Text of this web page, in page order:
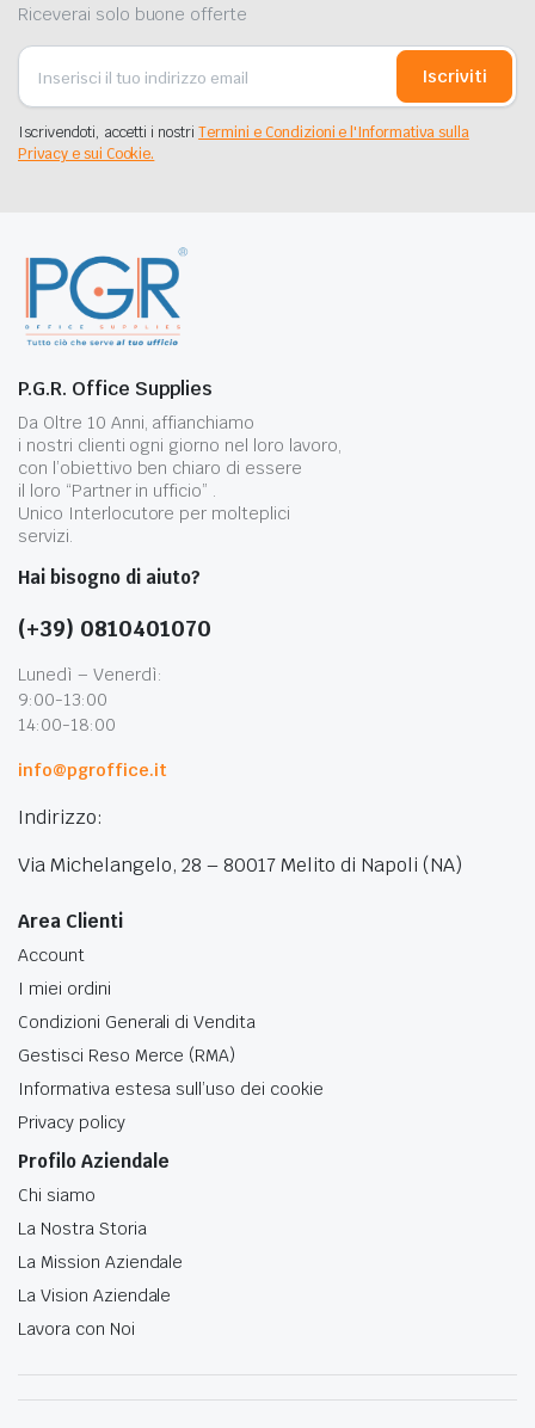
Riceverai solo buone offerte
Iscriviti
Iscrivendoti, accetti i nostriTermini e Condizioni e l'Informativa sulla
Privacy e sui Cookie.
P.G.R. Office Supplies
Da Oltre 10 Anni, affianchiamo
i nostri clienti ogni giorno nel loro lavoro,
con l’obiettivo ben chiaro di essere
il loro “Partner in ufficio” .
Unico Interlocutore per molteplici
servizi.
Hai bisogno di aiuto?
(+39) 0810401070
Lunedì – Venerdì:
9:00-13:00
14:00-18:00
info@pgroffice.it
Indirizzo:
Via Michelangelo, 28 – 80017 Melito di Napoli (NA)
Area Clienti
Account
I miei ordini
Condizioni Generali di Vendita
Gestisci Reso Merce (RMA)
Informativa estesa sull’uso dei cookie
Privacy policy
Profilo Aziendale
Chi siamo
La Nostra Storia
La Mission Aziendale
La Vision Aziendale
Lavora con Noi